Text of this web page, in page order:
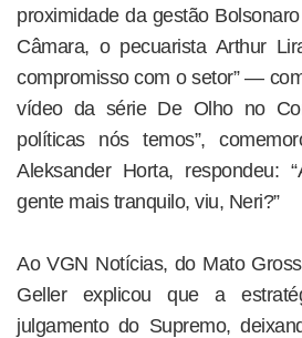
proximidade da gestão
Câmara, o pecuarista Arthur
compromisso com o setor” —
vídeo da série De Olho no
políticas nós temos”,
Aleksander Horta, respondeu:
gente mais tranquilo, viu, Neri?”
Ao VGN Notícias, do Mato
Geller explicou que a
julgamento do Supremo,